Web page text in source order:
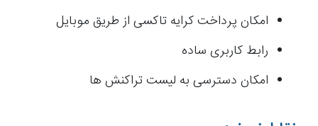
امکان پرداخت کرایه تاکسی از طریق موبایل
رابط کاربری ساده
امکان دسترسی به لیست تراکنش ها